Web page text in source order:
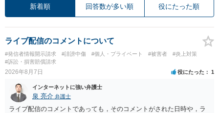
新着順 回答数が多い順 役にたった順
ライブ配信のコメントについて
#発信者情報開示請求 #誹謗中傷 #個人・プライベート #被害者
#炎上対策
#訴訟・損害賠償請求
2026年8月7日 役にたった 1
インターネットに強い弁護士
泉 亮介 弁護士
ライブ配信のコメントであっても，そのコメントがされた日時や，ラ